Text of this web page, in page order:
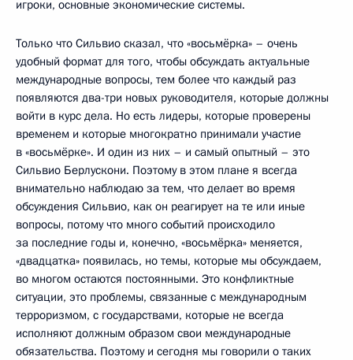
игроки, основные экономические системы.
Только что Сильвио сказал, что «восьмёрка» – очень
удобный формат для того, чтобы обсуждать актуальные
международные вопросы, тем более что каждый раз
появляются два-три новых руководителя, которые должны
войти в курс дела. Но есть лидеры, которые проверены
временем и которые многократно принимали участие
в «восьмёрке». И один из них – и самый опытный – это
Сильвио Берлускони. Поэтому в этом плане я всегда
внимательно наблюдаю за тем, что делает во время
обсуждения Сильвио, как он реагирует на те или иные
вопросы, потому что много событий происходило
за последние годы и, конечно, «восьмёрка» меняется,
«двадцатка» появилась, но темы, которые мы обсуждаем,
во многом остаются постоянными. Это конфликтные
ситуации, это проблемы, связанные с международным
терроризмом, с государствами, которые не всегда
исполняют должным образом свои международные
обязательства. Поэтому и сегодня мы говорили о таких